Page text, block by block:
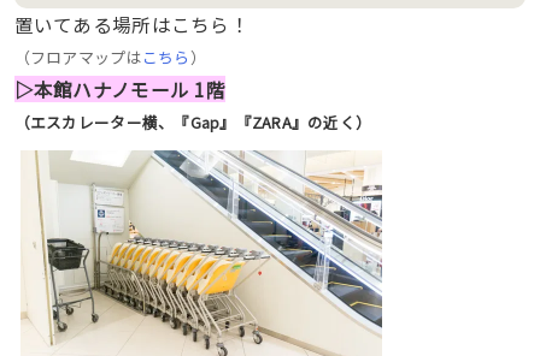
置いてある場所はこちら！
（フロアマップはこちら ）
▷本館ハナノモール 1階
（エスカレーター横、『Gap』『ZARA』の近く）